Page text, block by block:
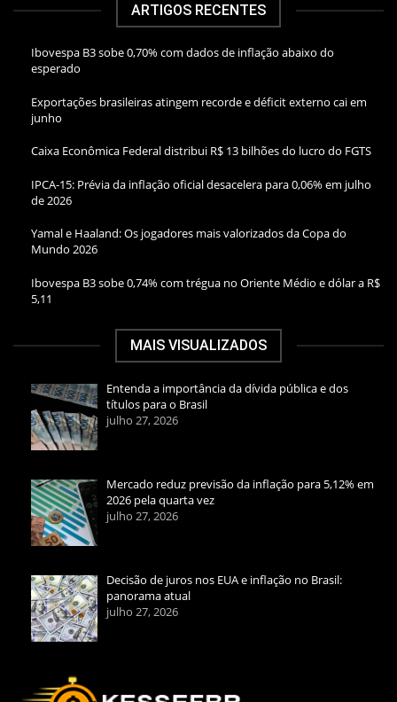
ARTIGOS RECENTES
Ibovespa B3 sobe 0,70% com dados de inflação abaixo do
esperado
Exportações brasileiras atingem recorde e déficit externo cai em
junho
Caixa Econômica Federal distribui R$ 13 bilhões do lucro do FGTS
IPCA-15: Prévia da inflação oficial desacelera para 0,06% em julho
de 2026
Yamal e Haaland: Os jogadores mais valorizados da Copa do
Mundo 2026
Ibovespa B3 sobe 0,74% com trégua no Oriente Médio e dólar a R$
5,11
MAIS VISUALIZADOS
Entenda a importância da dívida pública e dos
títulos para o Brasil
julho 27, 2026
Mercado reduz previsão da inflação para 5,12% em
2026 pela quarta vez
julho 27, 2026
Decisão de juros nos EUA e inflação no Brasil:
panorama atual
julho 27, 2026